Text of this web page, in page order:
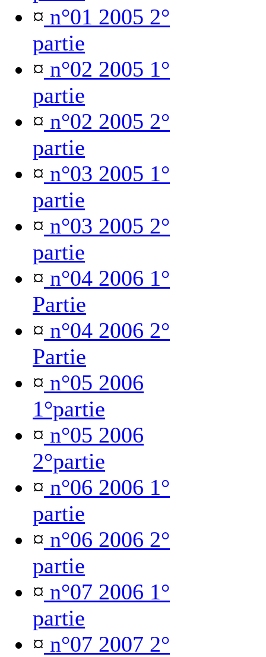
¤ n°01 2005 2°
partie
¤ n°02 2005 1°
partie
¤ n°02 2005 2°
partie
¤ n°03 2005 1°
partie
¤ n°03 2005 2°
partie
¤ n°04 2006 1°
Partie
¤ n°04 2006 2°
Partie
¤ n°05 2006
1°partie
¤ n°05 2006
2°partie
¤ n°06 2006 1°
partie
¤ n°06 2006 2°
partie
¤ n°07 2006 1°
partie
¤ n°07 2007 2°